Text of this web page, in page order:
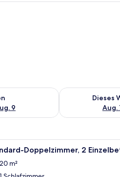
9
für morgen, Aug. 8 - Aug. 9.
Dieses
Aug.
Überprüfe die
einem Stuhl und einem
Ein
Doppelzimmer, 2
20 m²